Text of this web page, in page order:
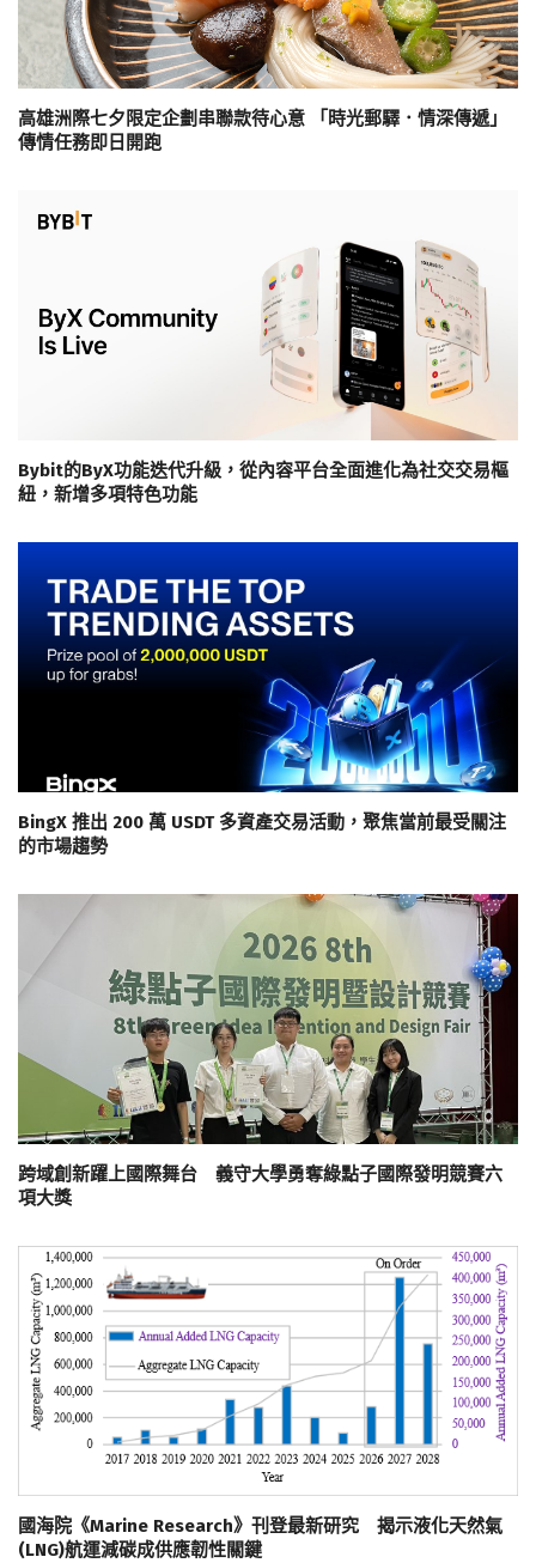
高雄洲際七夕限定企劃串聯款待心意 「時光郵驛．情深傳遞」
傳情任務即日開跑
Bybit的ByX功能迭代升級，從內容平台全面進化為社交交易樞
紐，新增多項特色功能
BingX 推出 200 萬 USDT 多資產交易活動，聚焦當前最受關注
的市場趨勢
跨域創新躍上國際舞台 義守大學勇奪綠點子國際發明競賽六
項大獎
國海院《Marine Research》刊登最新研究 揭示液化天然氣
(LNG)航運減碳成供應韌性關鍵